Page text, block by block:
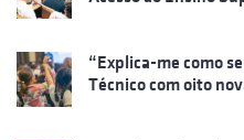
“Explica-me como
Técnico com oito